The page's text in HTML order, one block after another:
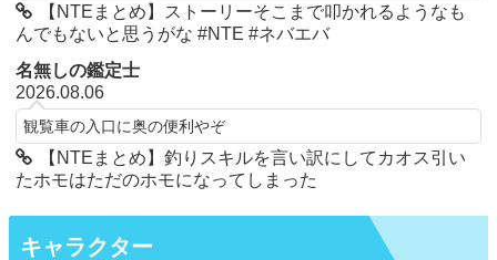
【NTEまとめ】ストーリーそこまで叩かれるようなも
んでもないと思うがな #NTE #ネバエバ
名無しの鑑定士
2026.08.06
観覧車の入口に奥の便利やぞ
【NTEまとめ】釣りスキルを言い訳にしてカオス引い
たホモはただのホモになってしまった
キャラクター